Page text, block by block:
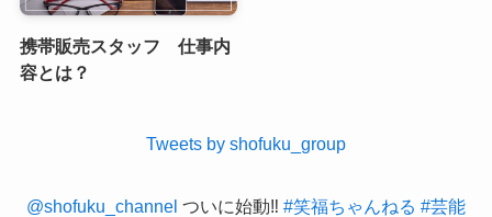
携帯販売スタッフ 仕事内
容とは？
Tweets by shofuku_group
@shofuku_channel ついに始動‼️ #笑福ちゃんねる #芸能